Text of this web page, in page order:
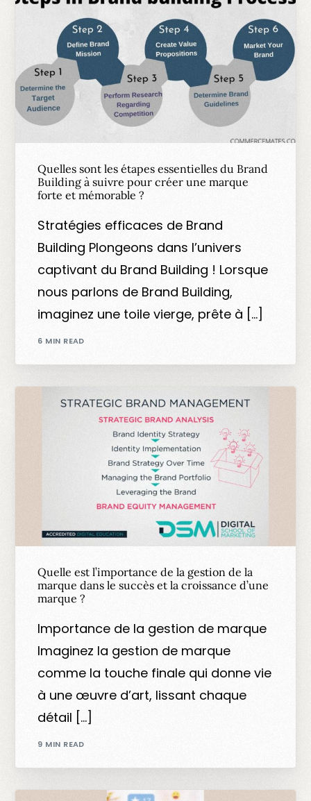
Quelles sont les étapes essentielles du Brand
Building à suivre pour créer une marque
forte et mémorable ?
Stratégies efficaces de Brand
Building Plongeons dans l’univers
captivant du Brand Building ! Lorsque
nous parlons de Brand Building,
imaginez une toile vierge, prête à […]
6 MIN READ
Quelle est l’importance de la gestion de la
marque dans le succès et la croissance d’une
marque ?
Importance de la gestion de marque
Imaginez la gestion de marque
comme la touche finale qui donne vie
à une œuvre d’art, lissant chaque
détail […]
9 MIN READ